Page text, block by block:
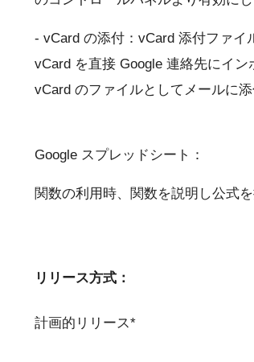
- vCard の添付：vCard 添付ファイ
vCard を直接 Google 連絡先にイ
vCard のファイルとしてメールに添
Google スプレッドシート：
関数の利用時、関数を説明し公式
リリース方式：
計画的リリース*